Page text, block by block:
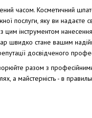
часом. Косметичний
послуги, яку ви надаєте
цим інструментом
швидко стане вашим
досвідченого
разом з
а майстерність - в